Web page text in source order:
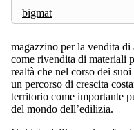
bigmat
magazzino per la vendita
come rivendita di materiali
realtà che nel corso dei
un percorso di crescita
territorio come importante
del mondo dell’edilizia.